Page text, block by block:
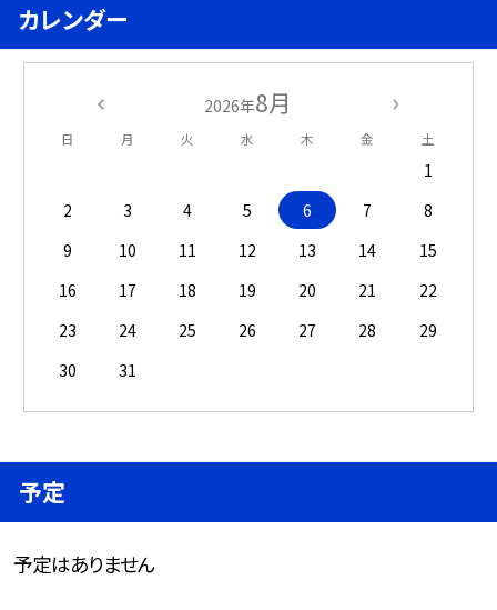
カレンダー
2026年8月
日 月 火 水 木 金 土
1
2
3 4 5 6 7
8
9
10 11 12 13 14
15
16
17 18 19 20 21
22
23
24 25 26 27 28
29
30
31
予定
予定はありません